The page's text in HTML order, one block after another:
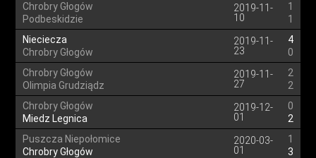
Chrobry Głogów
Podbeskidzie
2019-11-
10
1
1
Nieciecza
Chrobry Głogów
2019-11-
23
4
0
Chrobry Głogów
Olimpia Grudziądz
2019-11-
27
2
2
Chrobry Głogów
Miedz Legnica
2019-12-
01
0
2
Puszcza Niepołomice
Chrobry Głogów
2020-03-
01
1
3